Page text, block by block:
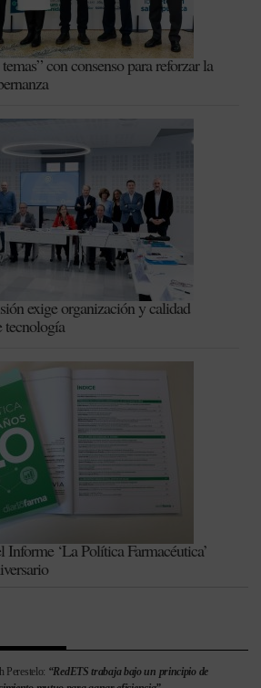
con consenso para reforzar la
exige organización y calidad
tecnología
‘La Política Farmacéutica’
Perestelo: “RedETS trabaja bajo un principio de